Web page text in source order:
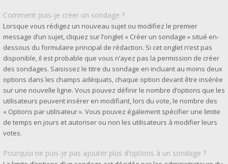
Comment puis-je créer un sondage ?
Lorsque vous rédigez un nouveau sujet ou modifiez le premier
message d’un sujet, cliquez sur l’onglet « Créer un sondage » situé en-
dessous du formulaire principal de rédaction. Si cet onglet n’est pas
disponible, il est probable que vous n’ayez pas la permission de créer
des sondages. Saisissez le titre du sondage en incluant au moins deux
options dans les champs adéquats, chaque option devant être insérée
sur une nouvelle ligne. Vous pouvez définir le nombre d’options que les
utilisateurs peuvent insérer en modifiant, lors du vote, le nombre des
« Options par utilisateur ». Vous pouvez également spécifier une limite
de temps en jours et autoriser ou non les utilisateurs à modifier leurs
votes.
Pourquoi ne puis-je pas ajouter plus d’options à un sondage ?